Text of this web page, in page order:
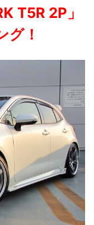
T5R 2P」
グ！